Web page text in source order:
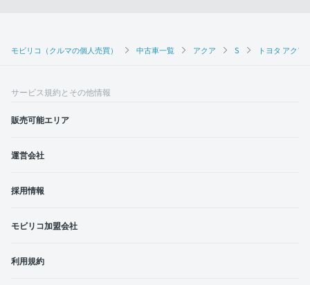
モビリコ（クルマの個人売買） 中古車一覧 アクア S トヨタ アク
サービス規約とその他情報
販売可能エリア
運営会社
採用情報
モビリコ加盟会社
利用規約